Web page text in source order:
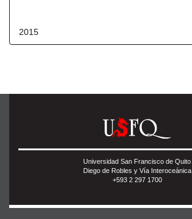
2015
Universidad San Francisco de Quito
Diego de Robles y Vía Interoceánica
+593 2 297 1700